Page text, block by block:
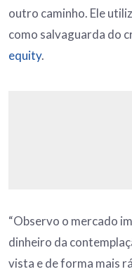
outro caminho. Ele
como salvaguarda do
equity.
“Observo o mercado
dinheiro da
vista e de forma mais